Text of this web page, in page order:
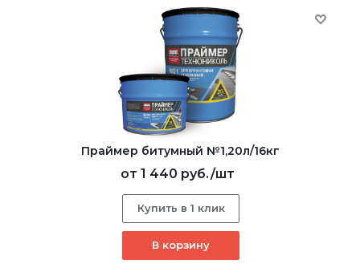
Праймер битумный №1,20л/16кг
от 1 440 руб./шт
Купить в 1 клик
В корзину